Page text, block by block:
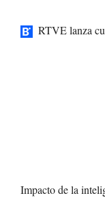
RTVE lanza
Impacto de la